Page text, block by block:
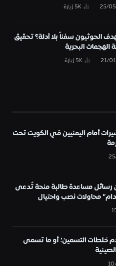
25/
5Kزيارة
الحوثيون سفناً بلا أدلة؟ تحقيق
البحرية
21/
5Kزيارة
أمام اليمنيين في الكويت تحت
رسائل مساعدة طالبة منحة تُدعى
محاولات نصب واحتيال
خلطات التسمين؛ أو ما تسمى